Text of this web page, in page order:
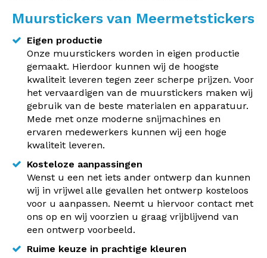
Muurstickers van Meermetstickers
Eigen productie
Onze muurstickers worden in eigen productie
gemaakt. Hierdoor kunnen wij de hoogste
kwaliteit leveren tegen zeer scherpe prijzen. Voor
het vervaardigen van de muurstickers maken wij
gebruik van de beste materialen en apparatuur.
Mede met onze moderne snijmachines en
ervaren medewerkers kunnen wij een hoge
kwaliteit leveren.
Kosteloze aanpassingen
Wenst u een net iets ander ontwerp dan kunnen
wij in vrijwel alle gevallen het ontwerp kosteloos
voor u aanpassen. Neemt u hiervoor contact met
ons op en wij voorzien u graag vrijblijvend van
een ontwerp voorbeeld.
Ruime keuze in prachtige kleuren